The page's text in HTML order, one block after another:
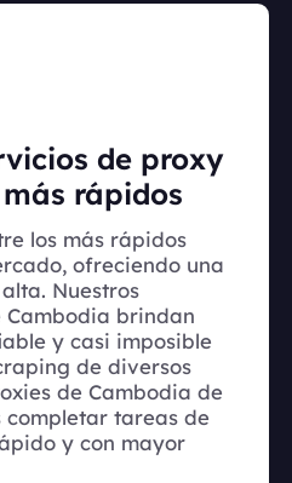
de proxy
rápidos
los más rápidos
ofreciendo una
Nuestros
brindan
y casi imposible
de diversos
de Cambodia de
completar tareas de
y con mayor